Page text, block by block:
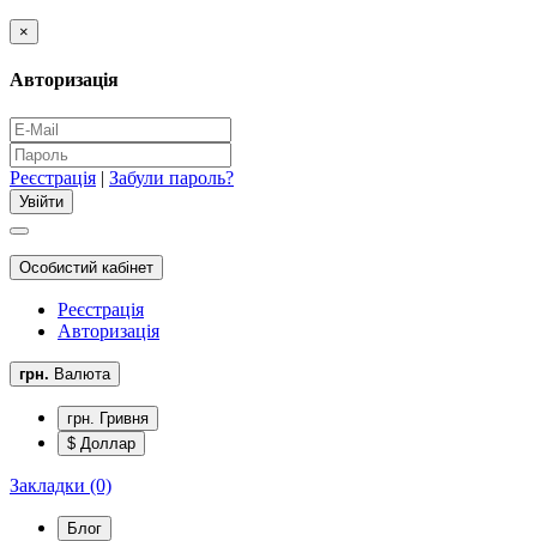
×
Авторизація
Реєстрація | Забули пароль?
Особистий кабінет
Реєстрація
Авторизація
грн. Валюта
грн. Гривня
$ Доллар
Закладки (0)
Блог